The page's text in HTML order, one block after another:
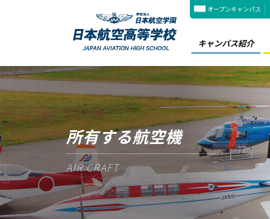
オープンキャンパス
キャンパス紹介
所有する航空機
AIR CRAFT